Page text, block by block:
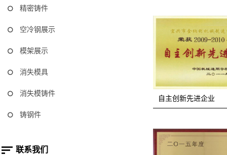
精密铸件
空冷钢展示
模架展示
消失模具
消失模铸件
铸钢件
联系我们
自主创新先进企业